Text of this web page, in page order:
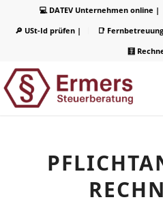
💻 DATEV Unternehmen online |
🔎 USt-Id prüfen |
📑
🧮